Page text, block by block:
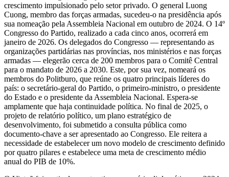
crescimento impulsionado pelo setor privado. O general Luong
Cuong, membro das forças armadas, sucedeu-o na presidência após
sua nomeação pela Assembleia Nacional em outubro de 2024. O 14º
Congresso do Partido, realizado a cada cinco anos, ocorrerá em
janeiro de 2026. Os delegados do Congresso — representando as
organizações partidárias nas províncias, nos ministérios e nas forças
armadas — elegerão cerca de 200 membros para o Comitê Central
para o mandato de 2026 a 2030. Este, por sua vez, nomeará os
membros do Politburo, que reúne os quatro principais líderes do
país: o secretário-geral do Partido, o primeiro-ministro, o presidente
do Estado e o presidente da Assembleia Nacional. Espera-se
amplamente que haja continuidade política. No final de 2025, o
projeto de relatório político, um plano estratégico de
desenvolvimento, foi submetido a consulta pública como
documento-chave a ser apresentado ao Congresso. Ele reitera a
necessidade de estabelecer um novo modelo de crescimento definido
por quatro pilares e estabelece uma meta de crescimento médio
anual do PIB de 10%.